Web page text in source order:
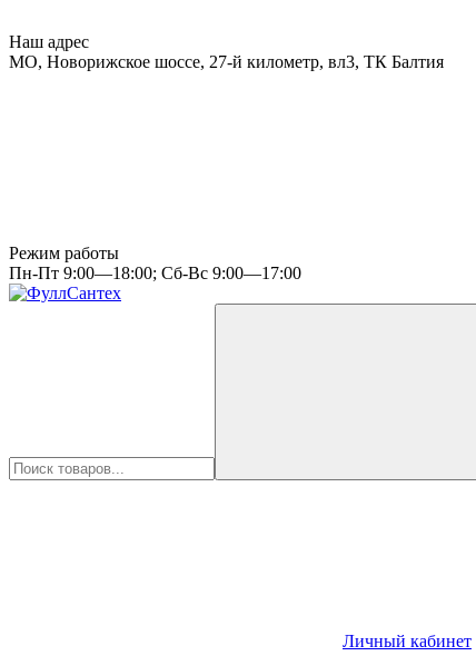
Наш адрес
МО, Новорижское шоссе, 27-й километр, вл3, ТК Балтия
Режим работы
Пн-Пт 9:00—18:00; Сб-Вс 9:00—17:00
Личный кабинет